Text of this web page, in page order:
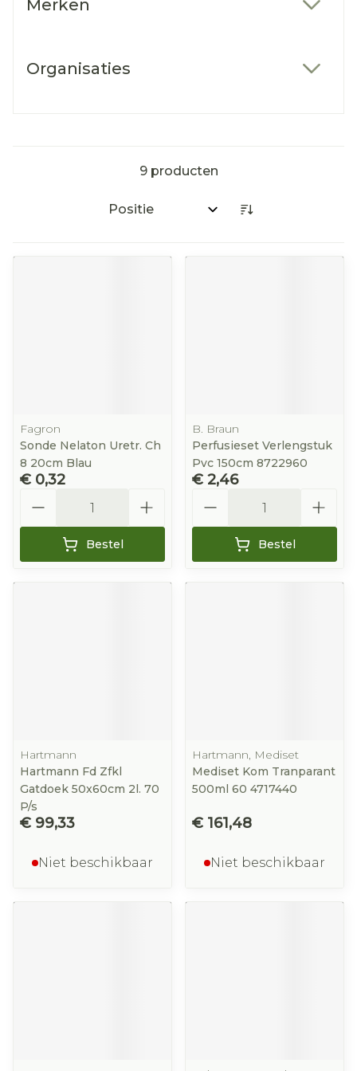
Merken
Organisaties
9producten
Sorteer op:
Fagron
Sonde Nelaton Uretr. Ch
8 20cm Blau
€ 0,32
Bestel
B. Braun
Perfusieset Verlengstuk
Pvc 150cm 8722960
€ 2,46
Bestel
Hartmann
Hartmann Fd Zfkl
Gatdoek 50x60cm 2l. 70
P/s
€ 99,33
Niet beschikbaar
Hartmann, Mediset
Mediset Kom Tranparant
500ml 60 4717440
€ 161,48
Niet beschikbaar